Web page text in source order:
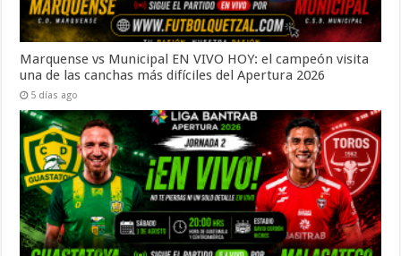
Marquense vs Municipal EN VIVO HOY: el campeón visita
una de las canchas más difíciles del Apertura 2026
5 días ago